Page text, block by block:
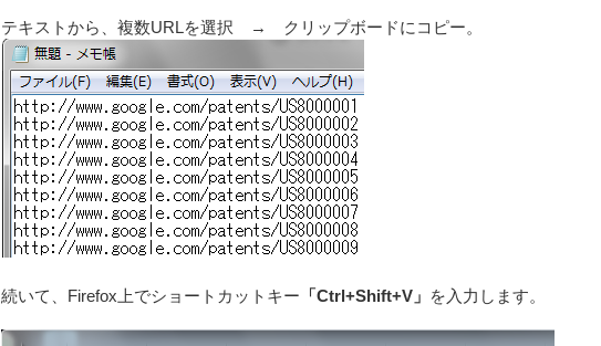
テキストから、複数URLを選択 → クリップボードにコピー。
続いて、Firefox上でショートカットキー 「Ctrl+Shift+V」 を入力します。